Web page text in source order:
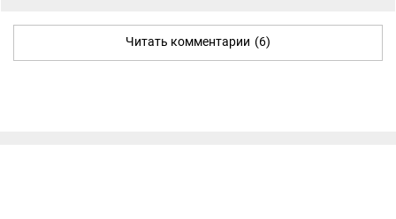
Читать комментарии (6)